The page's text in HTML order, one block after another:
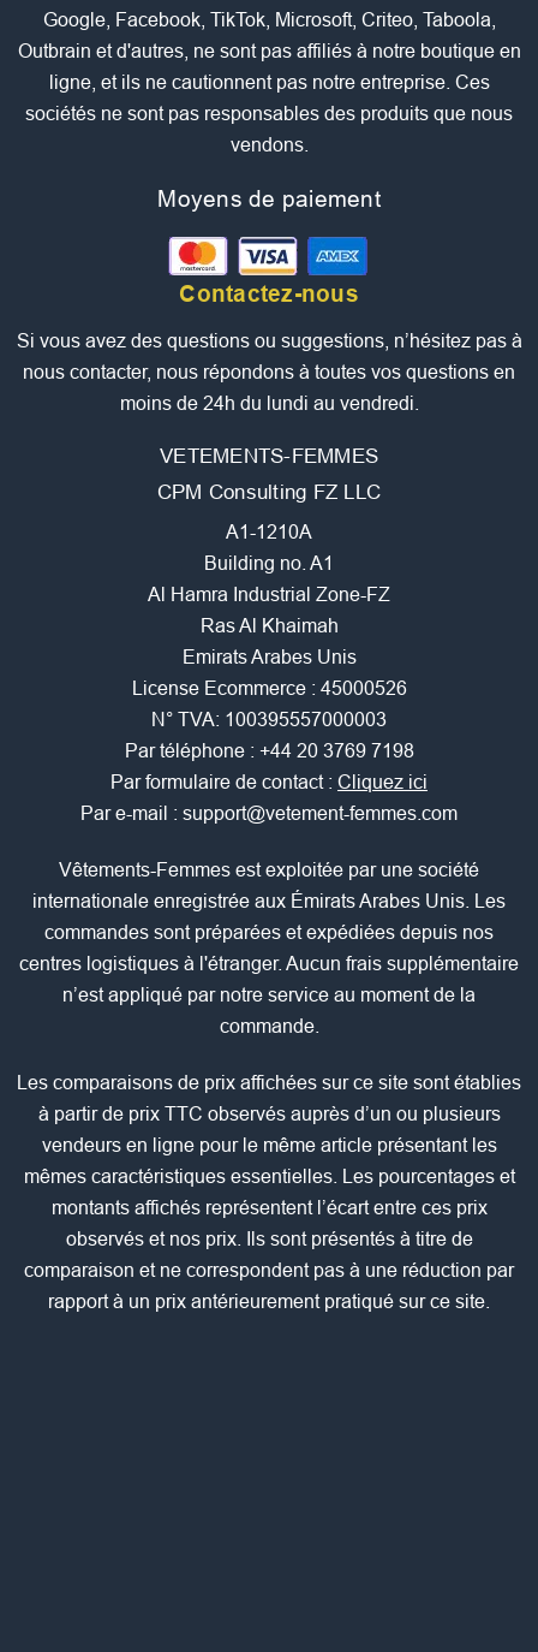
Google, Facebook, TikTok, Microsoft, Criteo, Taboola,
Outbrain et d'autres, ne sont pas affiliés à notre boutique en
ligne, et ils ne cautionnent pas notre entreprise. Ces
sociétés ne sont pas responsables des produits que nous
vendons.
Moyens de paiement
Contactez-nous
Si vous avez des questions ou suggestions, n’hésitez pas à
nous contacter, nous répondons à toutes vos questions en
moins de 24h du lundi au vendredi.
VETEMENTS-FEMMES
CPM Consulting FZ LLC
A1-1210A
Building no. A1
Al Hamra Industrial Zone-FZ
Ras Al Khaimah
Emirats Arabes Unis
License Ecommerce : 45000526
N° TVA: 100395557000003
Par téléphone : +44 20 3769 7198
Par formulaire de contact : Cliquez ici
Par e-mail : support@vetement-femmes.com
Vêtements-Femmes est exploitée par une société
internationale enregistrée aux Émirats Arabes Unis. Les
commandes sont préparées et expédiées depuis nos
centres logistiques à l'étranger. Aucun frais supplémentaire
n’est appliqué par notre service au moment de la
commande.
Les comparaisons de prix affichées sur ce site sont établies
à partir de prix TTC observés auprès d’un ou plusieurs
vendeurs en ligne pour le même article présentant les
mêmes caractéristiques essentielles. Les pourcentages et
montants affichés représentent l’écart entre ces prix
observés et nos prix. Ils sont présentés à titre de
comparaison et ne correspondent pas à une réduction par
rapport à un prix antérieurement pratiqué sur ce site.